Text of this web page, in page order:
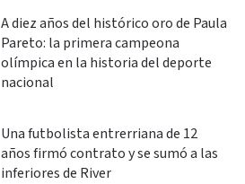
A diez años del histórico oro de Paula
Pareto: la primera campeona
olímpica en la historia del deporte
nacional
Una futbolista entrerriana de 12
años firmó contrato y se sumó a las
inferiores de River